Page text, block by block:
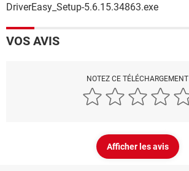
DriverEasy_Setup-5.6.15.34863.exe
VOS AVIS
NOTEZ CE TÉLÉCHARGEMENT
Afficher les avis